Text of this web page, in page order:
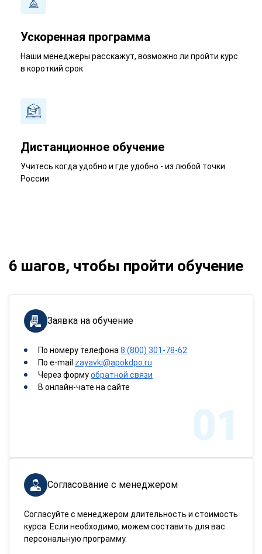
Ускоренная программа
Наши менеджеры расскажут, возможно ли пройти курс
в короткий срок
Дистанционное обучение
Учитесь когда удобно и где удобно - из любой точки
России
6 шагов, чтобы пройти обучение
Заявка на обучение
По номеру телефона 8 (800) 301-78-62
По e-mail zayavki@apokdpo.ru
Через формуобратной связи
В онлайн-чате на сайте
01
Согласование с менеджером
Согласуйте с менеджером длительность и стоимость
курса. Если необходимо, можем составить для вас
персональную программу.